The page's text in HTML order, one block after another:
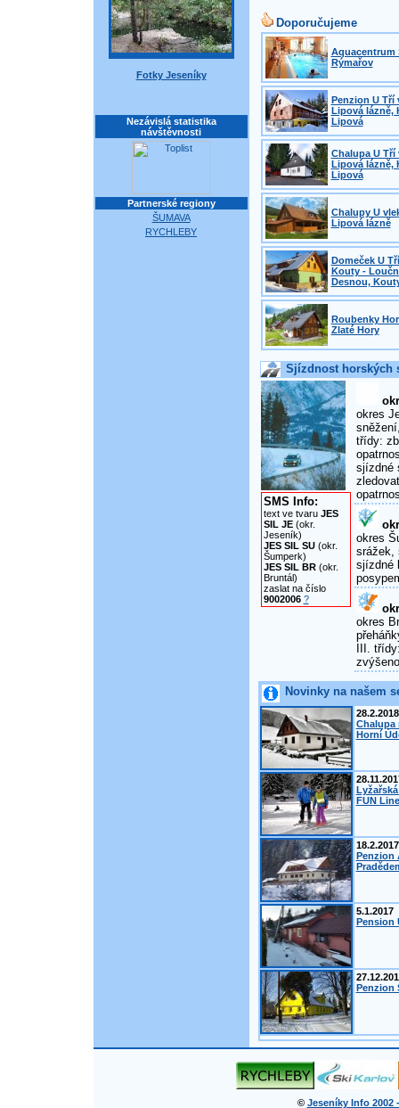
Fotky Jeseníky
Nezávislá statistika
návštěvnosti
Partnerské regiony
ŠUMAVA
RYCHLEBY
Doporučujeme
Aquacentrum
Rýmařov
Penzion U Tří
Lipová lázně,
Lipová
Chalupa U Tří
Lipová lázně,
Lipová
Chalupy U
Lipová lázně
Domeček U
Kouty -
Desnou,
Roubenky
Zlaté Hory
Sjízdnost horských
SMS Info:
text ve tvaru JES
SIL JE(okr.
Jeseník)
JES SIL SU(okr.
Šumperk)
JES SIL BR(okr.
Bruntál)
zaslat na číslo
9002006 ?
okres
třídy:
sjízdné
okres
srážek,
sjízdné
okres
III.
Novinky na našem
28.2.2018
Chalupa
Horní
FUN
18.2.2017
Penzion
5.1.2017
Pension
Penzion
© Jeseníky Info 2002